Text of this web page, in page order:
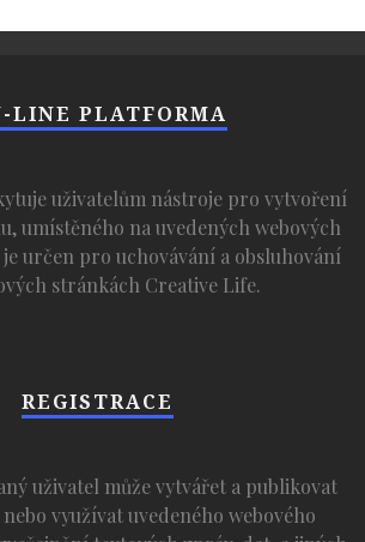
LINE PLATFORMA
uživatelům nástroje pro vytvoření
umístěného na uvedených webových
určen pro uchovávání a obsluhování
stránkách Creative Life.
REGISTRACE
uživatel může vytvářet a publikovat
využívat uvedeného webového